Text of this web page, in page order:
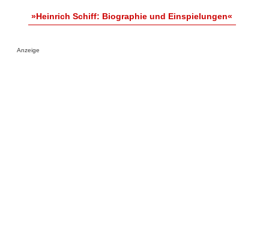
»Heinrich Schiff: Biographie und Einspielungen«
Anzeige